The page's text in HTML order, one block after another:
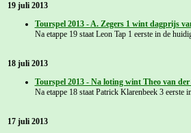
19 juli 2013
Tourspel 2013 - A. Zegers 1 wint dagprijs
Na etappe 19 staat Leon Tap 1 eerste in de
18 juli 2013
Tourspel 2013 - Na loting wint Theo van
Na etappe 18 staat Patrick Klarenbeek 3 eerste
17 juli 2013